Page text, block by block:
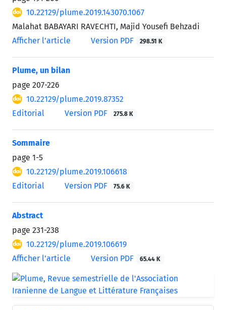
10.22129/plume.2019.143070.1067
Malahat BABAYARI RAVECHTI, Majid Yousefi Behzadi
Afficher l’article
Version PDF 298.51 K
Plume, un bilan
page 207-226
10.22129/plume.2019.87352
Editorial
Version PDF 275.8 K
Sommaire
page 1-5
10.22129/plume.2019.106618
Editorial
Version PDF 75.6 K
Abstract
page 231-238
10.22129/plume.2019.106619
Afficher l’article
Version PDF 65.44 K